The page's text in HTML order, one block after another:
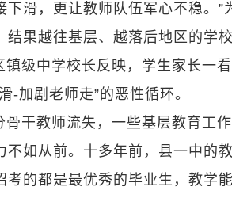
下滑，更让教师队伍军心不稳。
结果越往基层、越落后地区的学
镇级中学校长反映，学生家长一
-加剧老师走”的恶性循环。
骨干教师流失，一些基层教育工
不如从前。十多年前，县一中的
考的都是最优秀的毕业生，教学